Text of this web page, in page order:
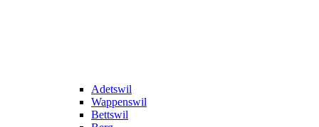
Adetswil
Wappenswil
Bettswil